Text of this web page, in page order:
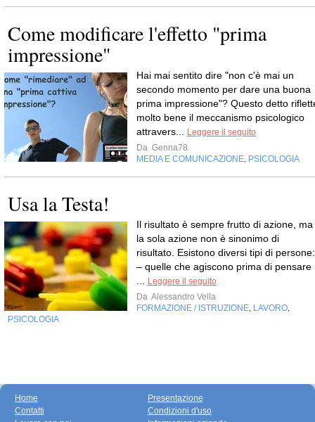
Come modificare l'effetto "prima
impressione"
Hai mai sentito dire "non c'è mai un
secondo momento per dare una buona
prima impressione"? Questo detto
molto bene il meccanismo psicologico
attravers...
Leggere il seguito
Da Genna78
MEDIA E COMUNICAZIONE PSICOLOGIA
Usa la Testa!
Il risultato è sempre frutto di azione, ma
la sola azione non è sinonimo di
risultato. Esistono diversi tipi di persone:
– quelle che agiscono prima di pensare
Leggere il seguito
Da Alessandro Vella
FORMAZIONE / ISTRUZIONE LAVORO
PSICOLOGIA
Home
Contatti
Presentazione
Condizioni d'uso